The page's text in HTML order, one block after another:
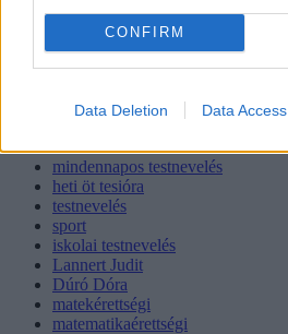
CONFIRM
Data Deletion Data Access
mindennapos testnevelés
heti öt tesióra
testnevelés
sport
iskolai testnevelés
Lannert Judit
Dúró Dóra
matekérettségi
matematikaérettségi